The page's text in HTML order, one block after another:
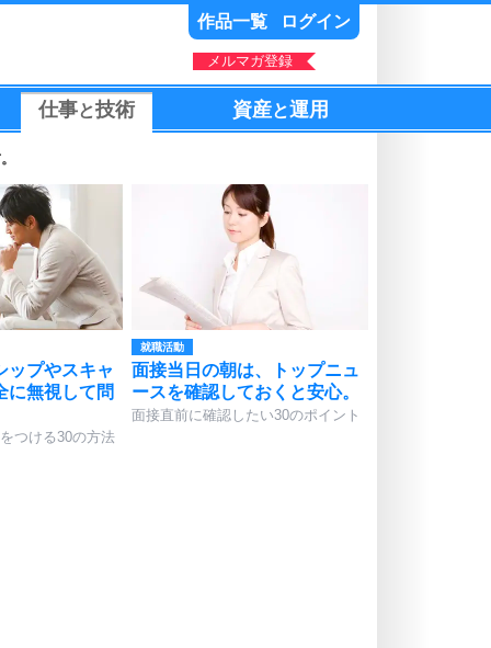
作品一覧 ログイン
メルマガ登録
仕事と技術 資産と運用
ップやスキャ
に無視して問
つける30の方法
就職活動
面接当日の朝は、トップニュ
ースを確認しておくと安心。
面接直前に確認したい30のポイント